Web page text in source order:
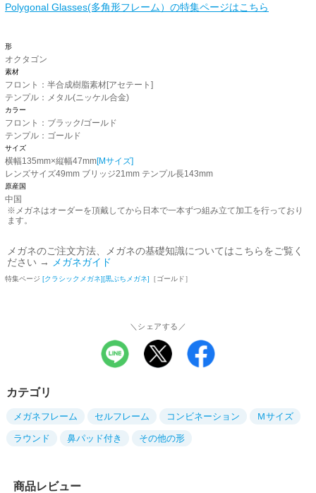
Polygonal Glasses(多角形フレーム）の特集ページはこちら
形
オクタゴン
素材
フロント：半合成樹脂素材[アセテート]
テンプル：メタル(ニッケル合金)
カラー
フロント：ブラック/ゴールド
テンプル：ゴールド
サイズ
横幅135mm×縦幅47mm[Mサイズ]
レンズサイズ49mm ブリッジ21mm テンプル長143mm
原産国
中国
※メガネはオーダーを頂戴してから日本で一本ずつ組み立て加工を行っており
ます。
メガネのご注文方法、メガネの基礎知識についてはこちらをご覧く
ださい →
メガネガイド
特集ページ [クラシックメガネ][黒ぶちメガネ] ［ゴールド］
＼シェアする／
カテゴリ
メガネフレーム セルフレーム コンビネーション Ｍサイズ
ラウンド 鼻パッド付き その他の形
商品レビュー